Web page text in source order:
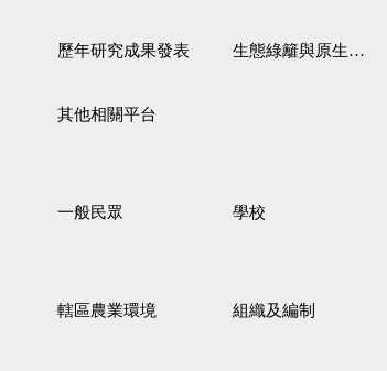
歷年研究成果發表 生態綠籬與原生野花植生毯
其他相關平台
一般民眾 學校
轄區農業環境 組織及編制